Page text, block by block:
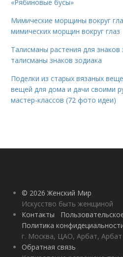
«Рябиновые бусы»
Мимические морщины вокруг
мимических морщин вокруг глаз
Талисманы растения для
талисманы знаков зодиака
Поделки из старых вязаных
вещей для дома и дачи своими
мастер-классов (72 фото идеи)
© 2026 Женский Мир
Искусство быть женщиной
Контакты
Политика
г. Москва, ЦАО, Арбат,
Обратная связь